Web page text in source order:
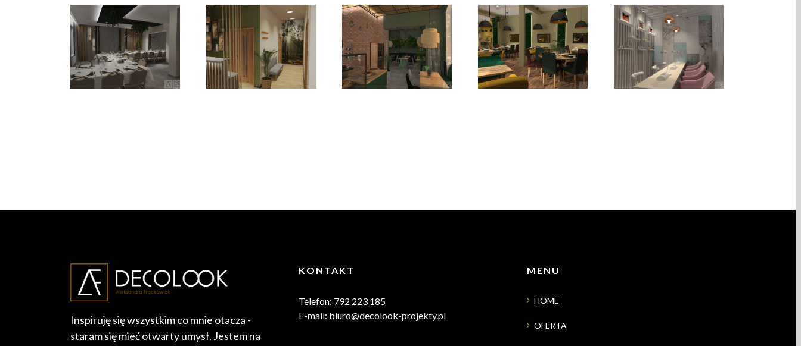
Restauracja
Tosca w
Strefa
Zdrowia-
Kawiarnia –
Restauracja
Klinika Urody
Inspiruję się wszystkim co mnie otacza -
staram się mieć otwarty umysł. Jestem na
KONTAKT
Telefon: 792 223 185
E-mail: biuro@decolook-projekty.pl
MENU
HOME
OFERTA